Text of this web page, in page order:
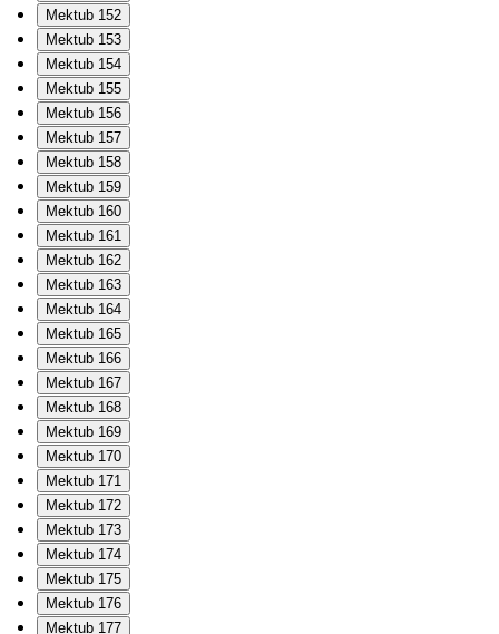
Mektub 152
Mektub 153
Mektub 154
Mektub 155
Mektub 156
Mektub 157
Mektub 158
Mektub 159
Mektub 160
Mektub 161
Mektub 162
Mektub 163
Mektub 164
Mektub 165
Mektub 166
Mektub 167
Mektub 168
Mektub 169
Mektub 170
Mektub 171
Mektub 172
Mektub 173
Mektub 174
Mektub 175
Mektub 176
Mektub 177